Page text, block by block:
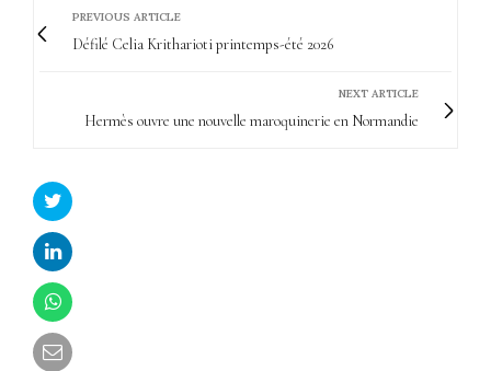
PREVIOUS ARTICLE
Défilé Celia Kritharioti printemps-été 2026
NEXT ARTICLE
Hermès ouvre une nouvelle maroquinerie en Normandie